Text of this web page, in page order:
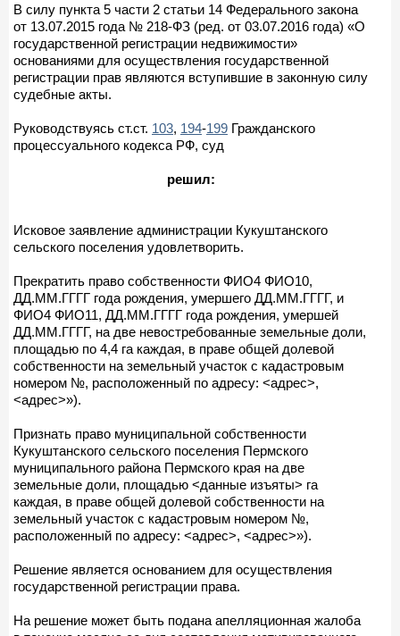
В силу пункта 5 части 2 статьи 14 Федерального закона
от 13.07.2015 года № 218-ФЗ (ред. от 03.07.2016 года) «О
государственной регистрации недвижимости»
основаниями для осуществления государственной
регистрации прав являются вступившие в законную силу
судебные акты.
Руководствуясь ст.ст. 103, 194-199 Гражданского
процессуального кодекса РФ, суд
решил:
Исковое заявление администрации Кукуштанского
сельского поселения удовлетворить.
Прекратить право собственности ФИО4 ФИО10,
ДД.ММ.ГГГГ года рождения, умершего ДД.ММ.ГГГГ, и
ФИО4 ФИО11, ДД.ММ.ГГГГ года рождения, умершей
ДД.ММ.ГГГГ, на две невостребованные земельные доли,
площадью по 4,4 га каждая, в праве общей долевой
собственности на земельный участок с кадастровым
номером №, расположенный по адресу: <адрес>,
<адрес>»).
Признать право муниципальной собственности
Кукуштанского сельского поселения Пермского
муниципального района Пермского края на две
земельные доли, площадью <данные изъяты> га
каждая, в праве общей долевой собственности на
земельный участок с кадастровым номером №,
расположенный по адресу: <адрес>, <адрес>»).
Решение является основанием для осуществления
государственной регистрации права.
На решение может быть подана апелляционная жалоба